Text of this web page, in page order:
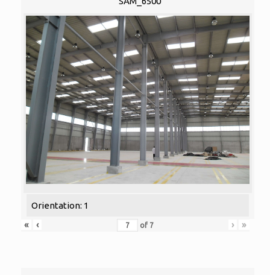
Orientation: 1
«
‹ of 7 › »